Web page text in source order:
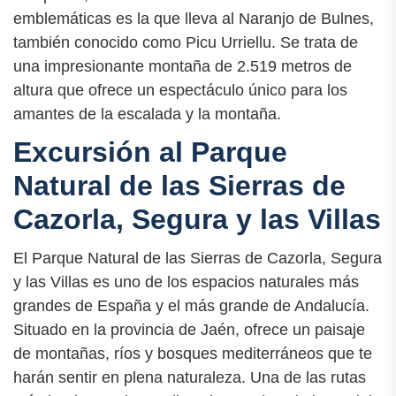
emblemáticas es la que lleva al Naranjo de Bulnes,
también conocido como Picu Urriellu. Se trata de
una impresionante montaña de 2.519 metros de
altura que ofrece un espectáculo único para los
amantes de la escalada y la montaña.
Excursión al Parque
Natural de las Sierras de
Cazorla, Segura y las Villas
El Parque Natural de las Sierras de Cazorla, Segura
y las Villas es uno de los espacios naturales más
grandes de España y el más grande de Andalucía.
Situado en la provincia de Jaén, ofrece un paisaje
de montañas, ríos y bosques mediterráneos que te
harán sentir en plena naturaleza. Una de las rutas